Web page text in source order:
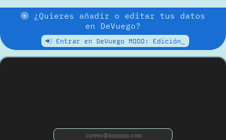
¿Quieres añadir o editar tus datos
en DeVuego?
Entrar en DeVuego MODO: Edición_